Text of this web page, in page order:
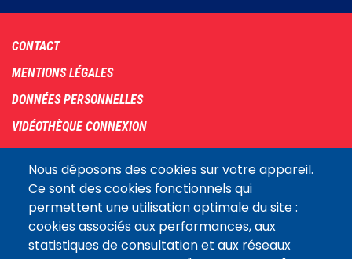
Nous déposons des cookies sur votre appareil.
Ce sont des cookies fonctionnels qui
permettent une utilisation optimale du site :
cookies associés aux performances, aux
statistiques de consultation et aux réseaux
Footer
menu
CONTACT
MENTIONS LÉGALES
DONNÉES PERSONNELLES
VIDÉOTHÈQUE CONNEXION
PLAN DU SITE
COOKIES
Assemblée
nationaleLE SITE DE L’ASSEMBLÉE NATIONALE